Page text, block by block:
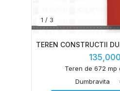
1 / 3
TEREN CONSTRUCTII
Teren de 672 mp
Dumbravita